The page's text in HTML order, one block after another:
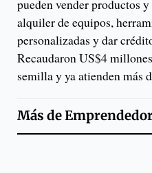
pueden vender productos
alquiler de equipos,
personalizadas y dar
Recaudaron US$4
semilla y ya atienden más
Más de